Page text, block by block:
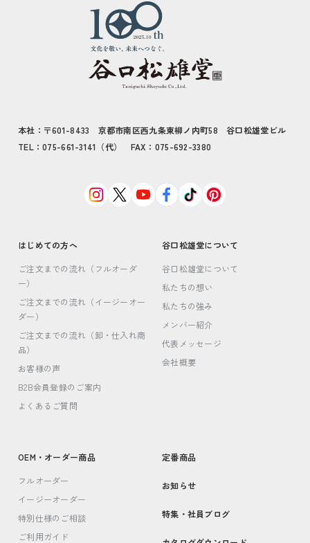
本社：〒601-8433 京都市南区西九条東柳ノ内町58 谷口松雄堂ビル
TEL：075-661-3141（代） FAX：075-692-3380
はじめての方へ
ご注文までの流れ（フルオーダ
ー）
ご注文までの流れ（イージーオー
ダー）
ご注文までの流れ（卸・仕入れ商
品）
お客様の声
B2B会員登録のご案内
よくあるご質問
谷口松雄堂について
谷口松雄堂について
私たちの想い
私たちの強み
メンバー紹介
代表メッセージ
会社概要
OEM・オーダー商品
フルオーダー
イージーオーダー
特別仕様のご相談
ご利用ガイド
定番商品
お知らせ
特集・社員ブログ